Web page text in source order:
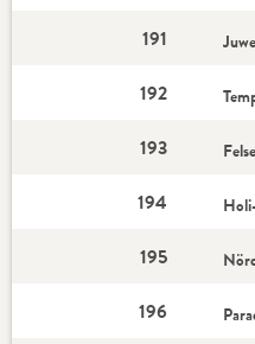
191
192
193
194
195
196